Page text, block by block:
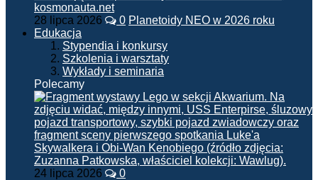
28 lipca 2026 0 Planetoidy NEO w 2026 roku
Edukacja
Stypendia i konkursy
Szkolenia i warsztaty
Wykłady i seminaria
Polecamy
24 lipca 2026 0